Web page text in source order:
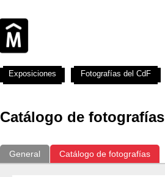
Catálogo de fotografías
General Catálogo de fotografías
Exposiciones Fotografías del CdF